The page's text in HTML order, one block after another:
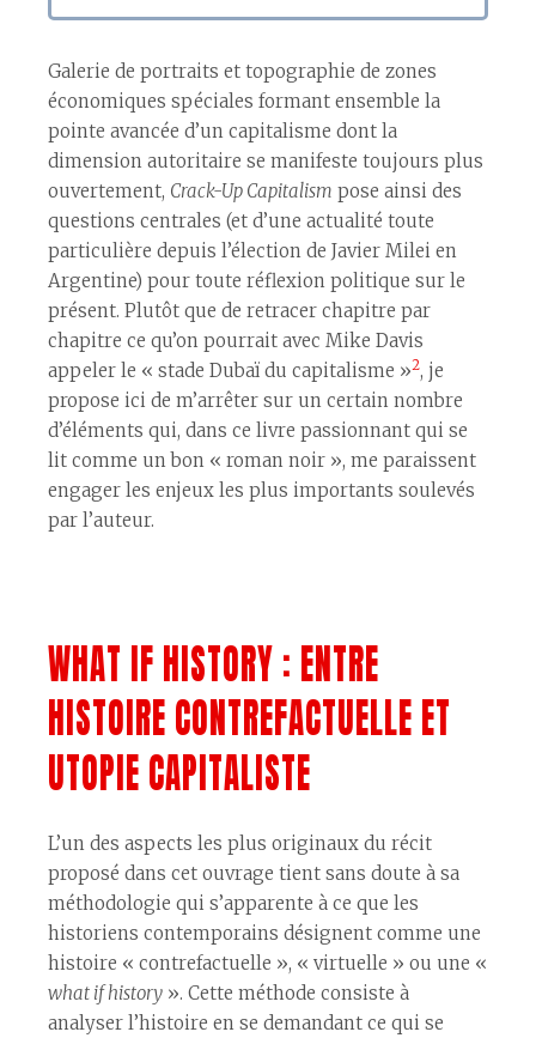
Galerie de portraits et topographie de zones
économiques spéciales formant ensemble la
pointe avancée d’un capitalisme dont la
dimension autoritaire se manifeste toujours plus
ouvertement, Crack-Up Capitalism pose ainsi des
questions centrales (et d’une actualité toute
particulière depuis l’élection de Javier Milei en
Argentine) pour toute réflexion politique sur le
présent. Plutôt que de retracer chapitre par
chapitre ce qu’on pourrait avec Mike Davis
appeler le « stade Dubaï du capitalisme »2, je
propose ici de m’arrêter sur un certain nombre
d’éléments qui, dans ce livre passionnant qui se
lit comme un bon « roman noir », me paraissent
engager les enjeux les plus importants soulevés
par l’auteur.
WHAT IF HISTORY : ENTRE
HISTOIRE CONTREFACTUELLE ET
UTOPIE CAPITALISTE
L’un des aspects les plus originaux du récit
proposé dans cet ouvrage tient sans doute à sa
méthodologie qui s’apparente à ce que les
historiens contemporains désignent comme une
histoire « contrefactuelle », « virtuelle » ou une «
what if history ». Cette méthode consiste à
analyser l’histoire en se demandant ce qui se